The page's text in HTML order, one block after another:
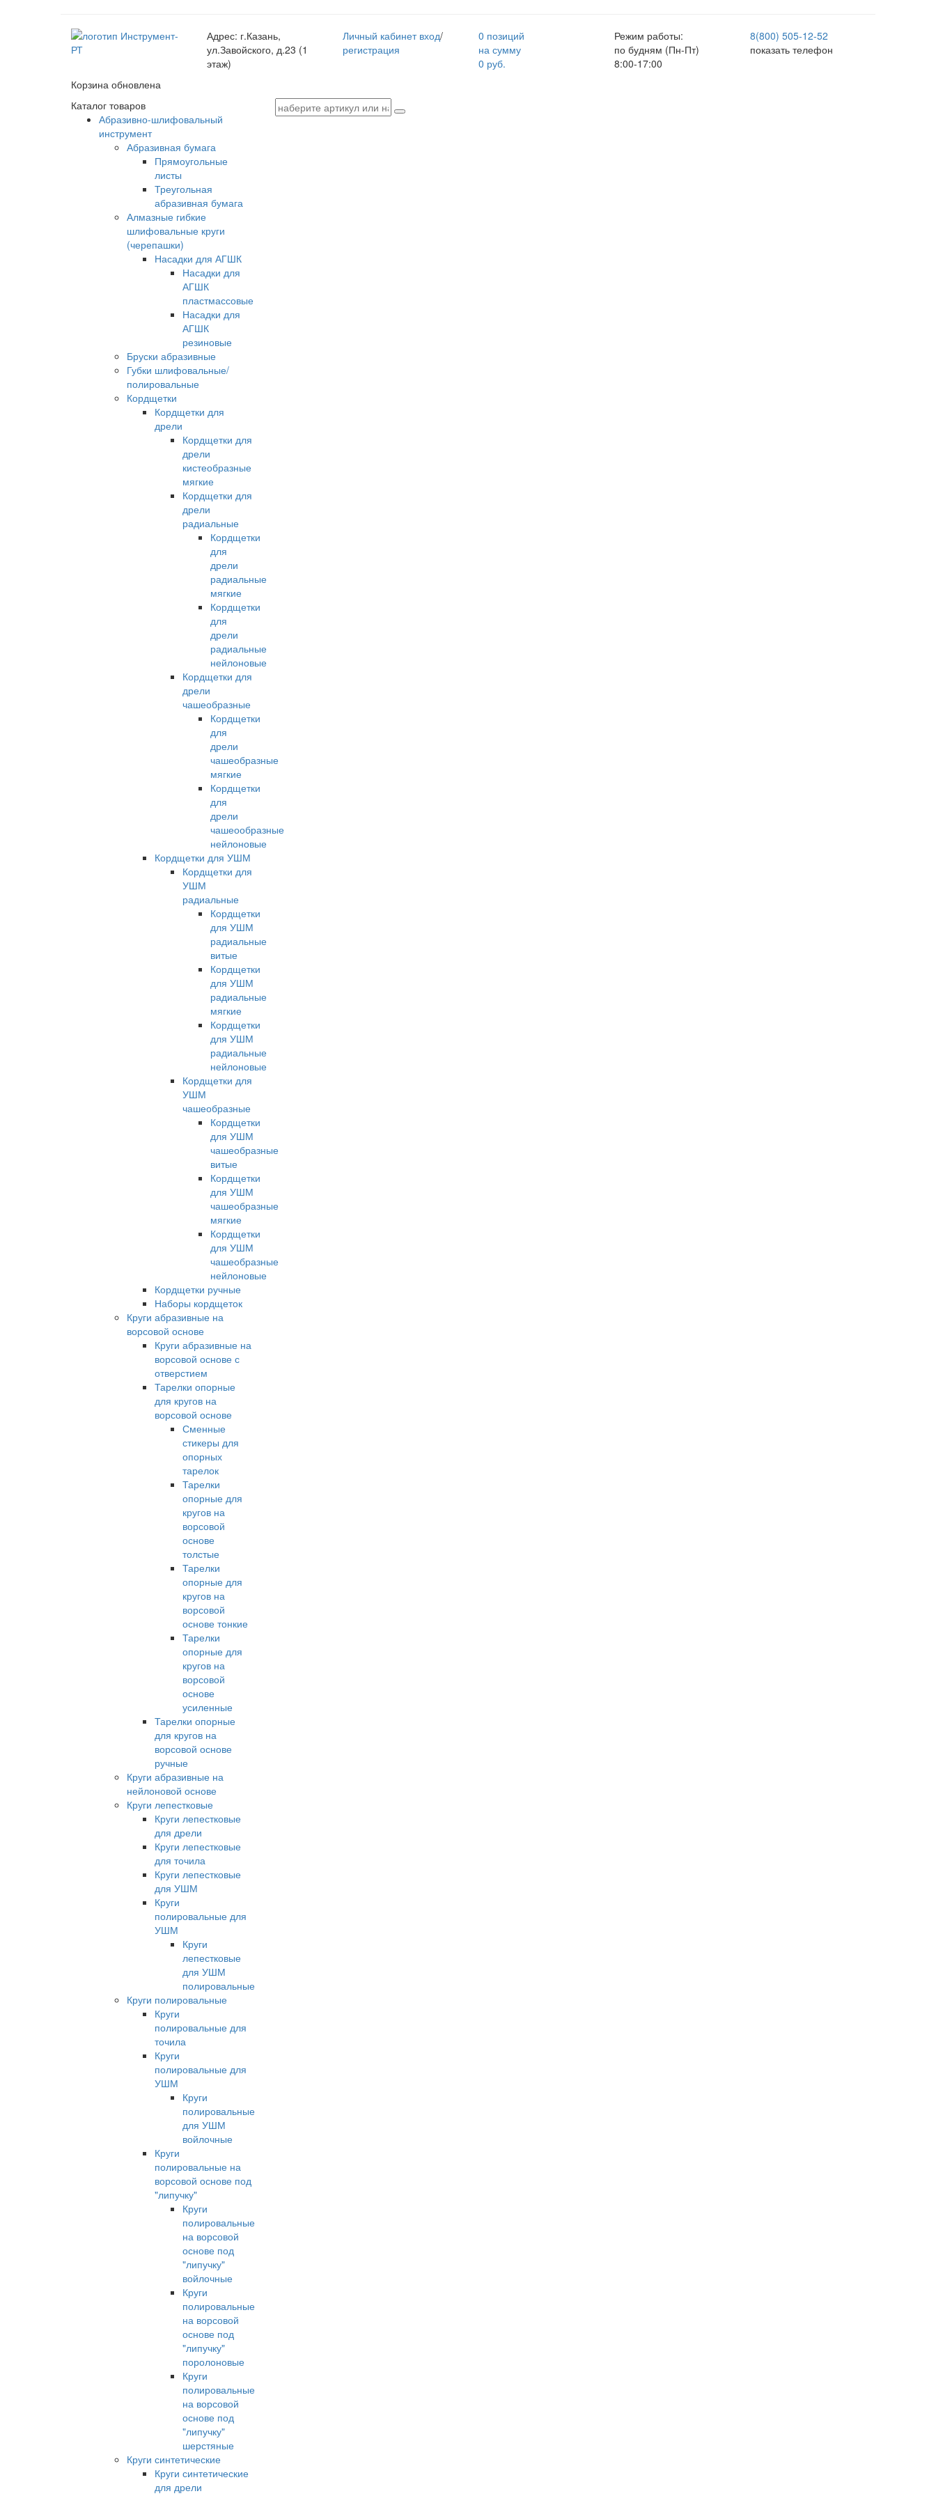
Адрес: г.Казань,
ул.Завойского, д.23 (1
этаж)
Личный кабинет вход/
регистрация
0 позиций
на сумму
0 руб.
Режим работы:
по будням (Пн-Пт)
8:00-17:00
8(800) 505-12-52
показать телефон
Корзина обновлена
Каталог товаров
Абразивно-шлифовальный
инструмент
Абразивная бумага
Прямоугольные
листы
Треугольная
абразивная бумага
Алмазные гибкие
шлифовальные круги
(черепашки)
Насадки для АГШК
Насадки для
АГШК
пластмассовые
Насадки для
АГШК
резиновые
Бруски абразивные
Губки шлифовальные/
полировальные
Кордщетки
Кордщетки для
дрели
Кордщетки для
дрели
кистеобразные
мягкие
Кордщетки для
дрели
радиальные
Кордщетки
для
дрели
радиальные
мягкие
Кордщетки
для
дрели
радиальные
нейлоновые
Кордщетки для
дрели
чашеобразные
Кордщетки
для
дрели
чашеобразные
мягкие
Кордщетки
для
дрели
чашеообразные
нейлоновые
Кордщетки для УШМ
Кордщетки для
УШМ
радиальные
Кордщетки
для УШМ
радиальные
витые
Кордщетки
для УШМ
радиальные
мягкие
Кордщетки
для УШМ
радиальные
нейлоновые
Кордщетки для
УШМ
чашеобразные
Кордщетки
для УШМ
чашеобразные
витые
Кордщетки
для УШМ
чашеобразные
мягкие
Кордщетки
для УШМ
чашеобразные
нейлоновые
Кордщетки ручные
Наборы кордщеток
Круги абразивные на
ворсовой основе
Круги абразивные на
ворсовой основе с
отверстием
Тарелки опорные
для кругов на
ворсовой основе
Сменные
стикеры для
опорных
тарелок
Тарелки
опорные для
кругов на
ворсовой
основе
толстые
Тарелки
опорные для
кругов на
ворсовой
основе тонкие
Тарелки
опорные для
кругов на
ворсовой
основе
усиленные
Тарелки опорные
для кругов на
ворсовой основе
ручные
Круги абразивные на
нейлоновой основе
Круги лепестковые
Круги лепестковые
для дрели
Круги лепестковые
для точила
Круги лепестковые
для УШМ
Круги
полировальные для
УШМ
Круги
лепестковые
для УШМ
полировальные
Круги полировальные
Круги
полировальные для
точила
Круги
полировальные для
УШМ
Круги
полировальные
для УШМ
войлочные
Круги
полировальные на
ворсовой основе под
"липучку"
Круги
полировальные
на ворсовой
основе под
"липучку"
войлочные
Круги
полировальные
на ворсовой
основе под
"липучку"
поролоновые
Круги
полировальные
на ворсовой
основе под
"липучку"
шерстяные
Круги синтетические
Круги синтетические
для дрели